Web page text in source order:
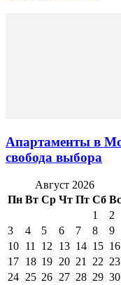
Апартаменты в
свобода выбора
Август 2026
Пн Вт Ср Чт Пт Сб Вс
1
2
3
4 5 6 7 8
9
10 11 12 13 14 15 16
17 18 19 20 21 22 23
24 25 26 27 28 29 30